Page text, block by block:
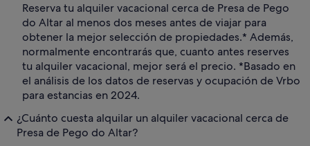
Reserva tu alquiler vacacional cerca de Presa de Pego
do Altar al menos dos meses antes de viajar para
obtener la mejor selección de propiedades.* Además,
normalmente encontrarás que, cuanto antes reserves
tu alquiler vacacional, mejor será el precio. *Basado en
el análisis de los datos de reservas y ocupación de Vrbo
para estancias en 2024.
¿Cuánto cuesta alquilar un alquiler vacacional cerca de
Presa de Pego do Altar?